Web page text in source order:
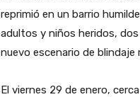
reprimió en un barrio
adultos y niños heridos,
nuevo escenario de
El viernes 29 de enero,